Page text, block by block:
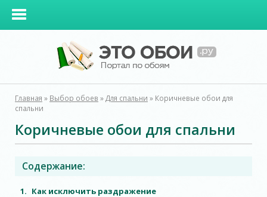
Главная » Выбор обоев » Для спальни » Коричневые обои для
спальни
Коричневые обои для спальни
Содержание:
Как исключить раздражение